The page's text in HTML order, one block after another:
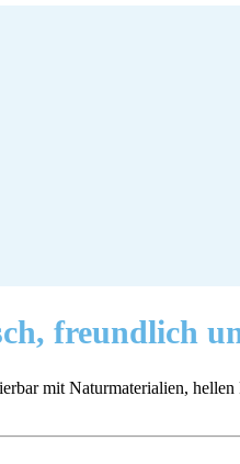
freundlich
mit Naturmaterialien,